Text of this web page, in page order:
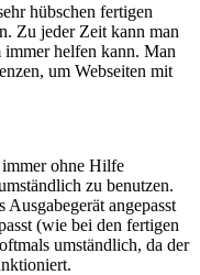
hübschen fertigen
Zu jeder Zeit kann man
immer helfen kann. Man
um Webseiten mit
immer ohne Hilfe
zu benutzen.
Ausgabegerät angepasst
(wie bei den fertigen
umständlich, da der